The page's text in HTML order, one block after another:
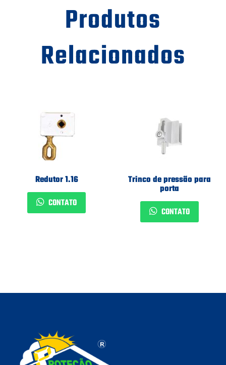
Produtos
Relacionados
Redutor 1.16
CONTATO
Trinco de pressão para
porta
CONTATO